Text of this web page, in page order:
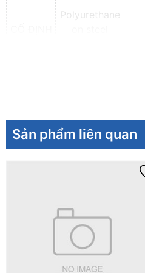
Polyurethane
Sản phẩm liên quan